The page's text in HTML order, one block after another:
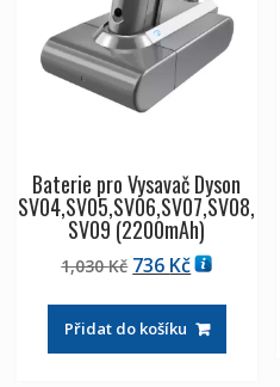
Baterie pro Vysavač Dyson
SV04,SV05,SV06,SV07,SV08,
SV09 (2200mAh)
1,030Kč Původní
byla:
1,030 Kč
736 KčAktuální
je:
736 Kč
Přidat do košíku